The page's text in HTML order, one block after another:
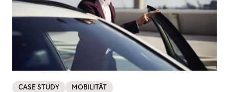
CASE STUDY MOBILITÄT